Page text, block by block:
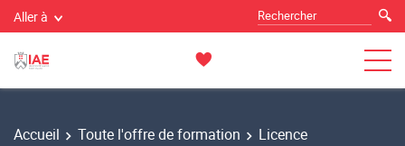
Aller à
Accueil Toute l'offre de formation
Licence